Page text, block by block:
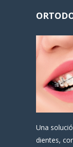
Una
dientes,